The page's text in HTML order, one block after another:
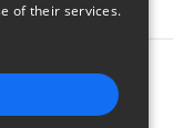
of their services.